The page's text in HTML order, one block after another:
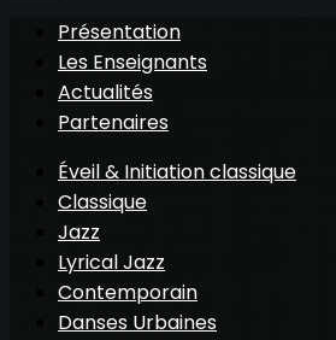
Présentation
Les Enseignants
Actualités
Partenaires
Éveil & Initiation classique
Classique
Jazz
Lyrical Jazz
Contemporain
Danses Urbaines